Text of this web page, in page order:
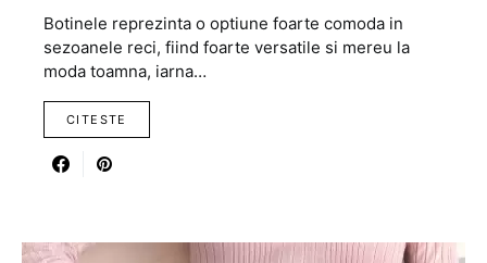
Botinele reprezinta o optiune foarte comoda in
sezoanele reci, fiind foarte versatile si mereu la
moda toamna, iarna…
CITESTE